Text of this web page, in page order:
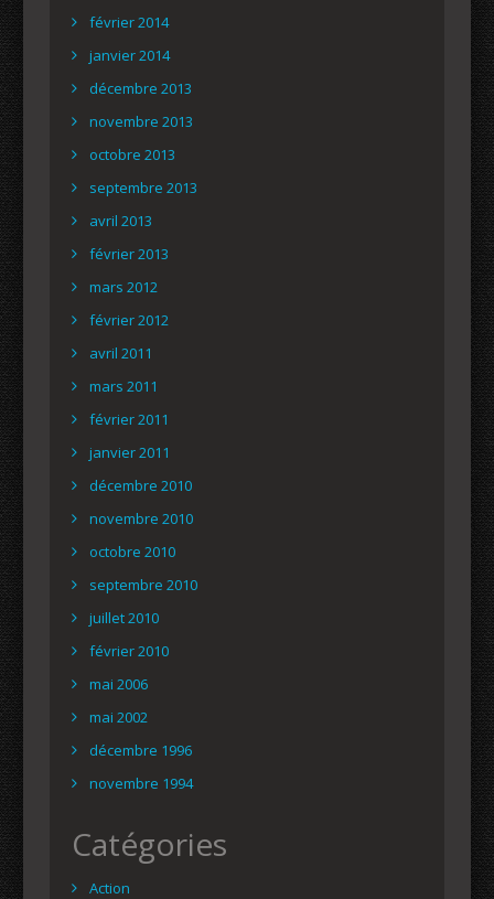
février 2014
janvier 2014
décembre 2013
novembre 2013
octobre 2013
septembre 2013
avril 2013
février 2013
mars 2012
février 2012
avril 2011
mars 2011
février 2011
janvier 2011
décembre 2010
novembre 2010
octobre 2010
septembre 2010
juillet 2010
février 2010
mai 2006
mai 2002
décembre 1996
novembre 1994
Catégories
Action